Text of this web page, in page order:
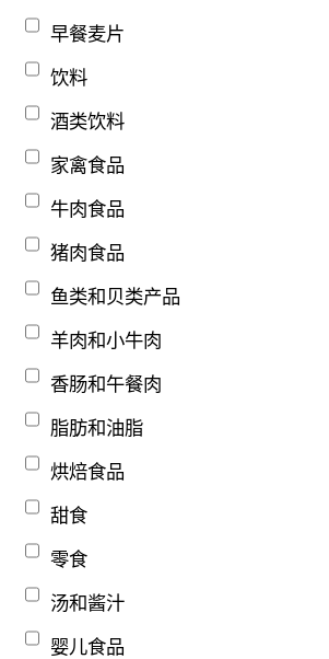
早餐麦片
饮料
酒类饮料
家禽食品
牛肉食品
猪肉食品
鱼类和贝类产品
羊肉和小牛肉
香肠和午餐肉
脂肪和油脂
烘焙食品
甜食
零食
汤和酱汁
婴儿食品